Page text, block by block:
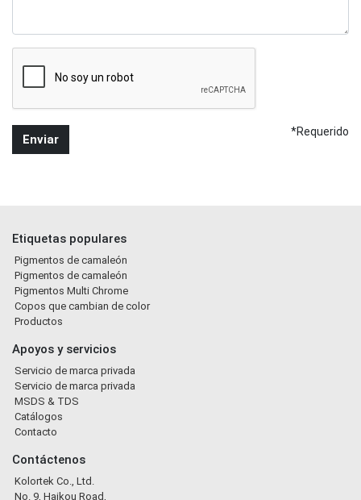
*Requerido
Etiquetas populares
Pigmentos de camaleón
Pigmentos de camaleón
Pigmentos Multi Chrome
Copos que cambian de color
Productos
Apoyos y servicios
Servicio de marca privada
Servicio de marca privada
MSDS & TDS
Catálogos
Contacto
Contáctenos
Kolortek Co., Ltd.
No. 9, Haikou Road,